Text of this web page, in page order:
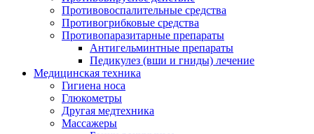
Противовоспалительные средства
Противогрибковые средства
Противопаразитарные препараты
Антигельминтные препараты
Педикулез (вши и гниды) лечение
Медицинская техника
Гигиена носа
Глюкометры
Другая медтехника
Массажеры